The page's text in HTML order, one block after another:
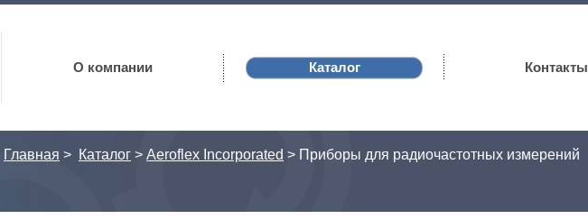
О компании Каталог Контакты
Главная > Каталог > Aeroflex Incorporated > Приборы для радиочастотных измерений